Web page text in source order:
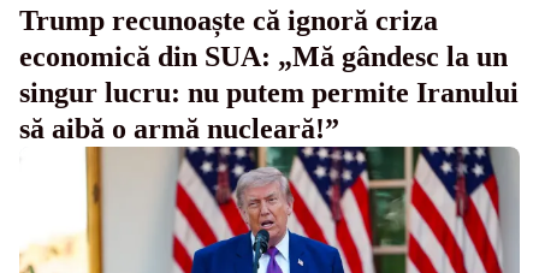
Trump recunoaște că ignoră criza
economică din SUA: „Mă gândesc la un
singur lucru: nu putem permite Iranului
să aibă o armă nucleară!”